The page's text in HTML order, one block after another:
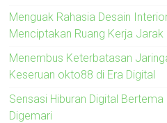
Menguak Rahasia Desain
Menciptakan Ruang Kerja
Menembus Keterbatasan
Keseruan okto88 di Era Digital
Sensasi Hiburan Digital
Digemari